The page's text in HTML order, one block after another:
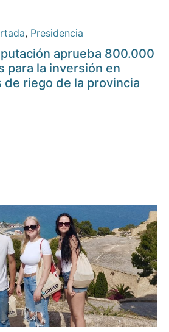
, Presidencia
aprueba 800.000
para la inversión en
riego de la provincia